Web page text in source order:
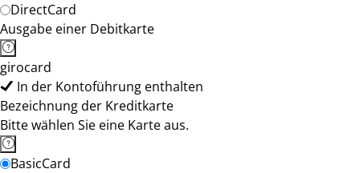
DirectCard
Ausgabe einer Debitkarte
girocard
In der Kontoführung enthalten
Bezeichnung der Kreditkarte
Bitte wählen Sie eine Karte aus.
BasicCard